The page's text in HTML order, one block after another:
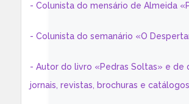
- Colunista do mensário de Almeida
- Colunista do semanário «O
- Autor do livro «Pedras Soltas» e de
jornais, revistas, brochuras e